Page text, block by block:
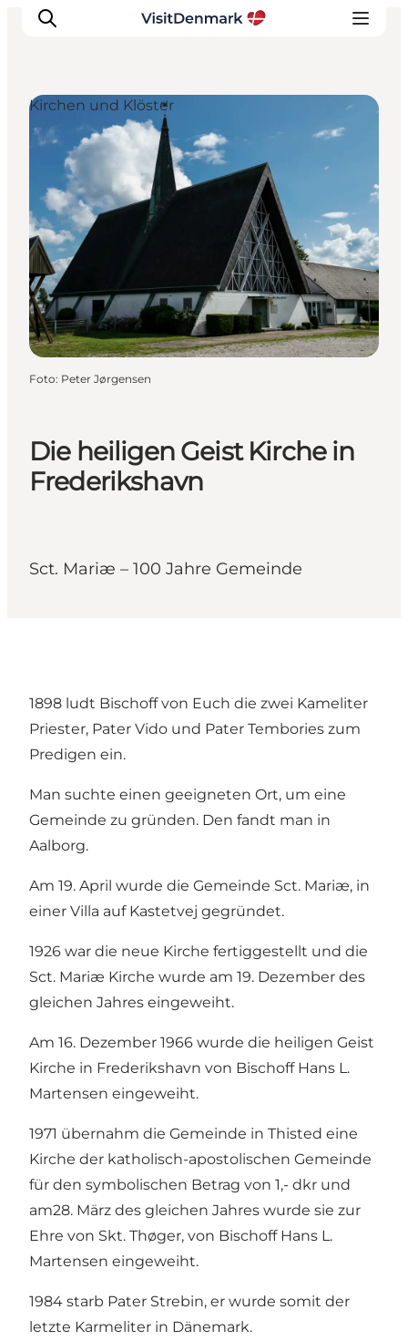
Inspiration
Regionen
Erlebnisse
Unterkünfte
Reiseplanung
Die heiligen Geist Kirche in
Frederikshavn
Sct. Mariæ – 100 Jahre Gemeinde
Kirchen und Klöster
Foto: Peter Jørgensen
1898 ludt Bischoff von Euch die zwei Kameliter
Priester, Pater Vido und Pater Tembories zum
Predigen ein.
Man suchte einen geeigneten Ort, um eine
Gemeinde zu gründen. Den fandt man in
Aalborg.
Am 19. April wurde die Gemeinde Sct. Mariæ, in
einer Villa auf Kastetvej gegründet.
1926 war die neue Kirche fertiggestellt und die
Sct. Mariæ Kirche wurde am 19. Dezember des
gleichen Jahres eingeweiht.
Am 16. Dezember 1966 wurde die heiligen Geist
Kirche in Frederikshavn von Bischoff Hans L.
Martensen eingeweiht.
1971 übernahm die Gemeinde in Thisted eine
Kirche der katholisch-apostolischen Gemeinde
für den symbolischen Betrag von 1,- dkr und
am28. März des gleichen Jahres wurde sie zur
Ehre von Skt. Thøger, von Bischoff Hans L.
Martensen eingeweiht.
1984 starb Pater Strebin, er wurde somit der
letzte Karmeliter in Dänemark.